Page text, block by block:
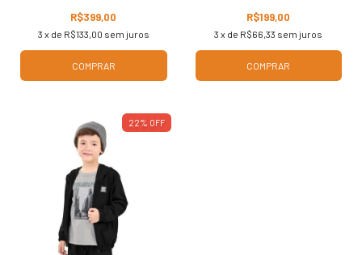
R$399,00
3 x de R$133,00 sem juros
COMPRAR
R$199,00
3 x de R$66,33 sem juros
COMPRAR
22% OFF